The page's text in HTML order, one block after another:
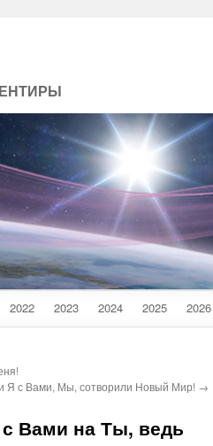
2022 2023 2024 2025 2026
Я с Вами, Мы, сотворили Новый Мир! →
Вами на Ты, ведь